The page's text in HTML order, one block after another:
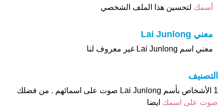
أسمك لتحسين هذا الملف الشخصي
معني Lai Junlong
معني اسم Lai Junlong غير معروف لنا
التصنيف
1 الأشخاص بأسم Lai Junlong صوت على اسمائهم . من فضلك
صوت على اسمك ايضا